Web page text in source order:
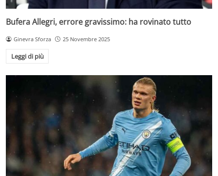
Bufera Allegri, errore gravissimo: ha rovinato tutto
Ginevra Sforza 25 Novembre 2025
Leggi di più